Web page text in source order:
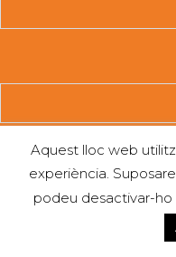
Aquest lloc web
experiència.
podeu desactivar-ho